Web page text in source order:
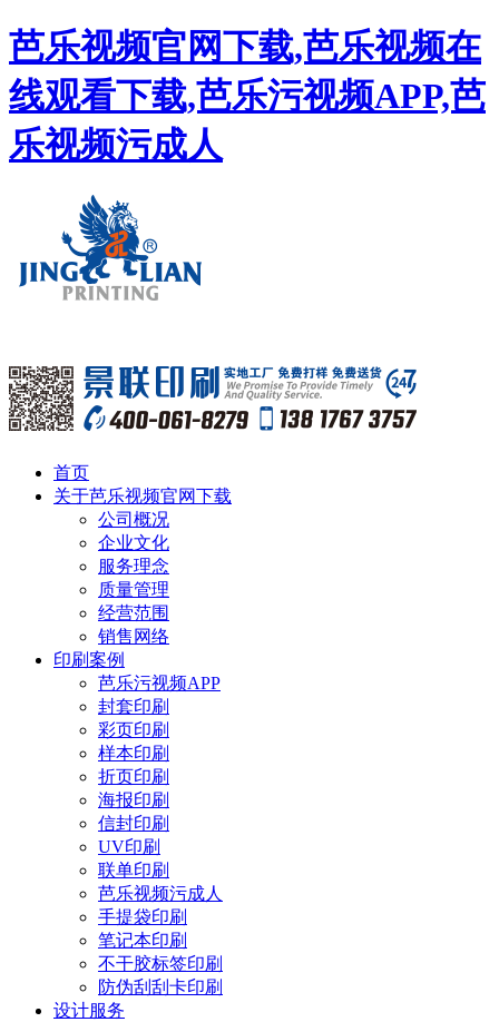
芭乐视频官网下载,芭乐视频在
线观看下载,芭乐污视频APP,芭
乐视频污成人
首页
关于芭乐视频官网下载
公司概况
企业文化
服务理念
质量管理
经营范围
销售网络
印刷案例
芭乐污视频APP
封套印刷
彩页印刷
样本印刷
折页印刷
海报印刷
信封印刷
UV印刷
联单印刷
芭乐视频污成人
手提袋印刷
笔记本印刷
不干胶标签印刷
防伪刮刮卡印刷
设计服务